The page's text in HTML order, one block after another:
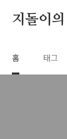
지돌이
홈 태그